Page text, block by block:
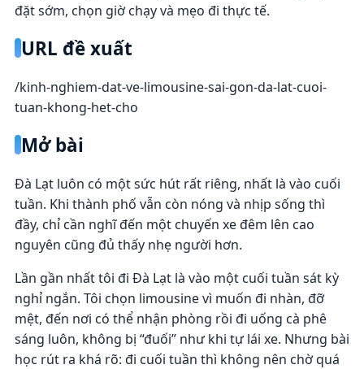
đặt sớm, chọn giờ chạy và mẹo đi thực tế.
URL đề xuất
/kinh-nghiem-dat-ve-limousine-sai-gon-da-lat-cuoi-
tuan-khong-het-cho
Mở bài
Đà Lạt luôn có một sức hút rất riêng, nhất là vào cuối
tuần. Khi thành phố vẫn còn nóng và nhịp sống thì
đầy, chỉ cần nghĩ đến một chuyến xe đêm lên cao
nguyên cũng đủ thấy nhẹ người hơn.
Lần gần nhất tôi đi Đà Lạt là vào một cuối tuần sát kỳ
nghỉ ngắn. Tôi chọn limousine vì muốn đi nhàn, đỡ
mệt, đến nơi có thể nhận phòng rồi đi uống cà phê
sáng luôn, không bị “đuối” như khi tự lái xe. Nhưng bài
học rút ra khá rõ: đi cuối tuần thì không nên chờ quá